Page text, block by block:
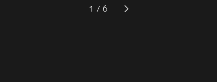
強盗犯を倫子、栄絵、隆代という3
人の女性に絞り込んだ芹奈。コナン
た芹奈に誰が強盗犯か教える。そん
なコナンの話を盗み聞きする人物が
1